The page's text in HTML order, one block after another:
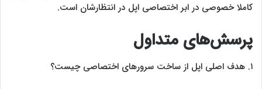
کاملا خصوصی در ابر اختصاصی اپل در انتظارشان است.
پرسش‌های متداول
۱. هدف اصلی اپل از ساخت سرورهای اختصاصی چیست؟